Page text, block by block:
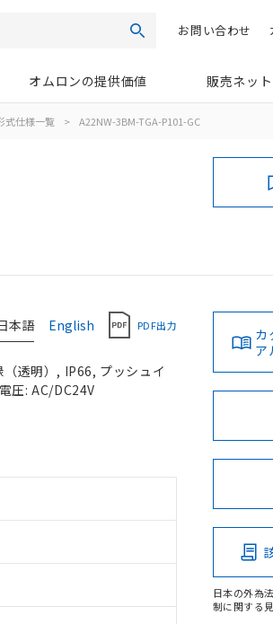
検索お問い合わせ
オムロンの提供価値 販売ネッ
式仕様一覧 > A22NW-3BM-TGA-P101-GC
本語 English PDF出力
透明）, IP66, プッシュイ
圧: AC/DC24V
カ
ア
日本の外為
制に関する